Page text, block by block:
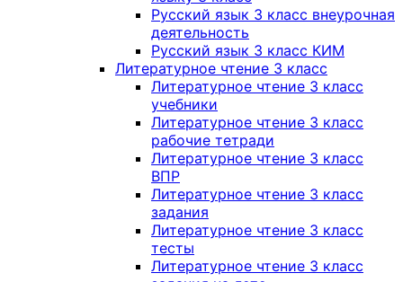
Русский язык 3 класс внеурочная
деятельность
Русский язык 3 класс КИМ
Литературное чтение 3 класс
Литературное чтение 3 класс
учебники
Литературное чтение 3 класс
рабочие тетради
Литературное чтение 3 класс
ВПР
Литературное чтение 3 класс
задания
Литературное чтение 3 класс
тесты
Литературное чтение 3 класс